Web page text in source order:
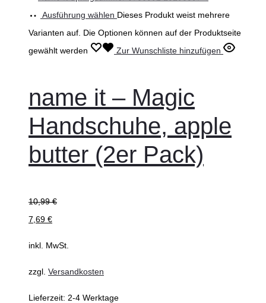
Ausführung wählen Dieses Produkt weist mehrere
Varianten auf. Die Optionen können auf der Produktseite
gewählt werden
Zur Wunschliste hinzufügen
name it – Magic
Handschuhe, apple
butter (2er Pack)
10,99€
7,69 €
inkl. MwSt.
zzgl. Versandkosten
Lieferzeit: 2-4 Werktage